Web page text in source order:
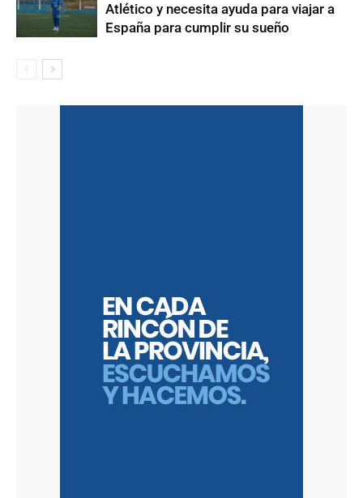
Atlético y necesita ayuda para viajar a
España para cumplir su sueño